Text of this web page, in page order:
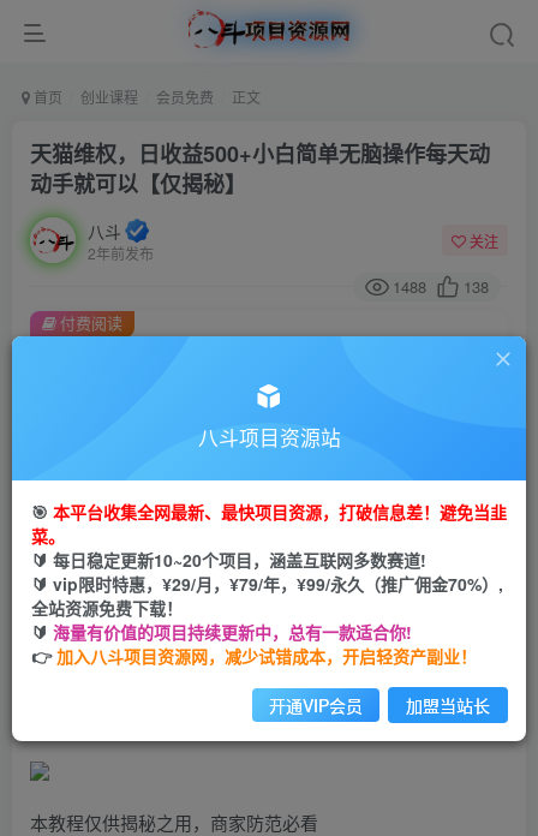
首页 创业课程 会员免费 正文
天猫维权，日收益500+小白简单无脑操作每天动
动手就可以【仅揭秘】
八斗
2年前发布
关注
1488 138
此内容为付费阅读，请付费后查看
金币9.9金币99
会员免费
您当前未登录！建议登陆后购买，可保存购买订单
付费阅读
天猫维权，日收益500+小白简单无脑操作每天动动手就可以
本教程仅供揭秘之用，商家防范必看
八斗项目资源站
🎯 本平台收集全网最新、最快项目资源，打破信息差！避免当韭
菜。
🔰 每日稳定更新10~20个项目，涵盖互联网多数赛道!
🔰 vip限时特惠，¥29/月，¥79/年，¥99/永久（推广佣金70%）,
全站资源免费下载！
🔰 海量有价值的项目持续更新中，总有一款适合你!
👉加入八斗项目资源网，减少试错成本，开启轻资产副业！
开通VIP会员 加盟当站长